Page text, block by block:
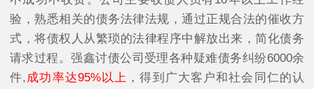
验，熟悉相关的债务法律法规，通过正规合法的催收方
式，将债权人从繁琐的法律程序中解放出来，简化债务
请求过程。强鑫讨债公司受理各种疑难债务纠纷6000余
件, 成功率达95%以上 ，得到广大客户和社会同仁的认